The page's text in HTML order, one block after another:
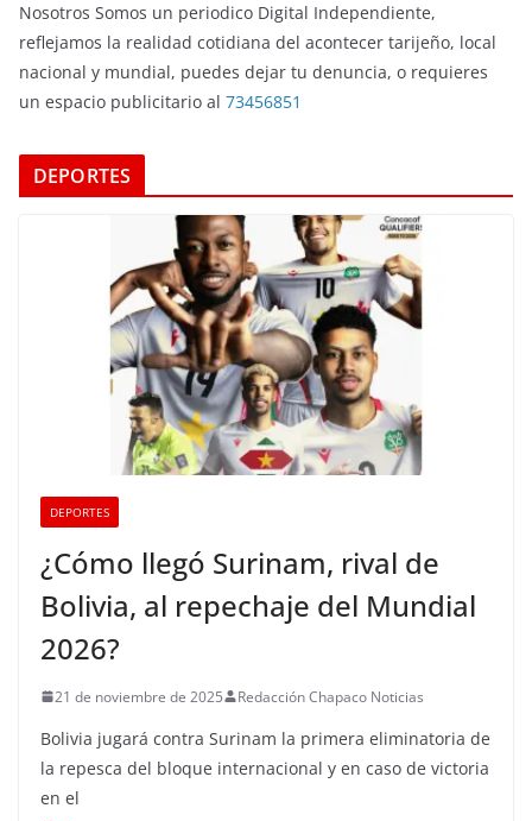
Nosotros Somos un periodico Digital Independiente,
reflejamos la realidad cotidiana del acontecer tarijeño, local
nacional y mundial, puedes dejar tu denuncia, o requieres
un espacio publicitario al 73456851
DEPORTES
DEPORTES
¿Cómo llegó Surinam, rival de
Bolivia, al repechaje del Mundial
2026?
21 de noviembre de 2025 Redacción Chapaco Noticias
Bolivia jugará contra Surinam la primera eliminatoria de
la repesca del bloque internacional y en caso de victoria
en el